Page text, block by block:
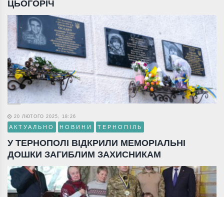
ЦЬОГОРІЧ
20 ЛЮТОГО 2025, 18:26
АКТУАЛЬНО НОВИНИ ТЕРНОПІЛЬ
У ТЕРНОПОЛІ ВІДКРИЛИ МЕМОРІАЛЬНІ
ДОШКИ ЗАГИБЛИМ ЗАХИСНИКАМ